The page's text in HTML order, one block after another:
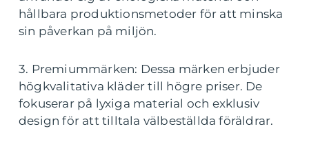
hållbara produktionsmetoder för att minska
sin påverkan på miljön.
3. Premiummärken: Dessa märken erbjuder
högkvalitativa kläder till högre priser. De
fokuserar på lyxiga material och exklusiv
design för att tilltala välbeställda föräldrar.